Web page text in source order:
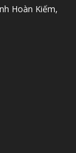
Hoàn Kiếm,